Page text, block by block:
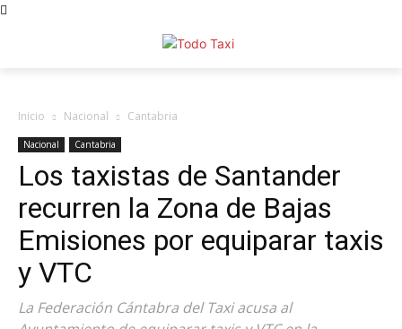
Inicio Nacional Cantabria
Nacional Cantabria
Los taxistas de Santander
recurren la Zona de Bajas
Emisiones por equiparar taxis
y VTC
La Federación Cántabra del Taxi acusa al